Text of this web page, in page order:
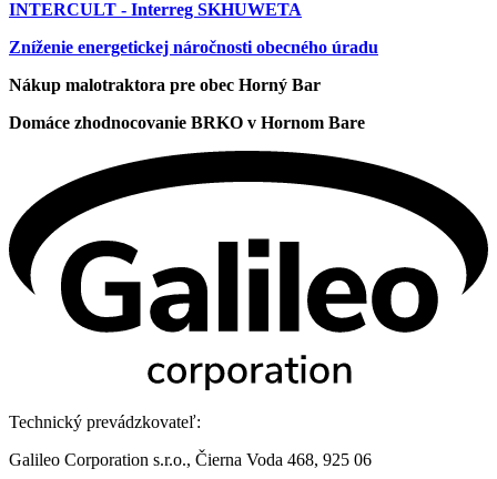
INTERCULT - Interreg SKHUWETA
Zníženie energetickej náročnosti obecného úradu
Nákup malotraktora pre obec Horný Bar
Domáce zhodnocovanie BRKO v Hornom Bare
Technický prevádzkovateľ:
Galileo Corporation s.r.o., Čierna Voda 468, 925 06